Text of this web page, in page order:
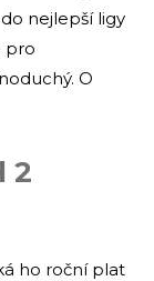
nejlepší ligy
pro
O
2
ho roční plat